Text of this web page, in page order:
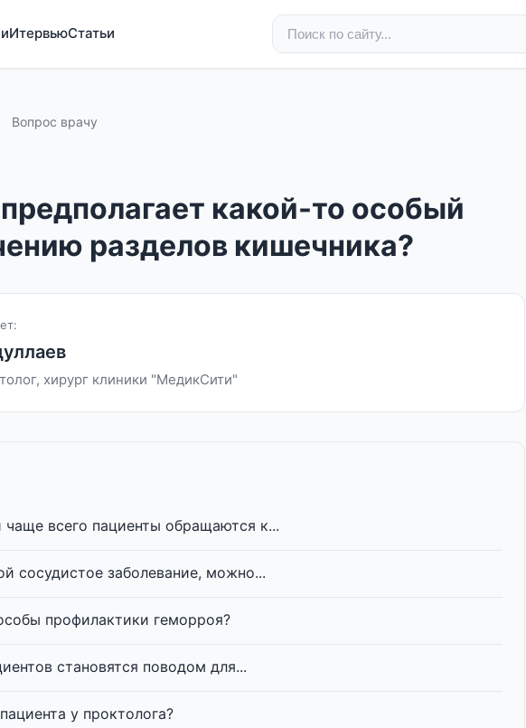
ИтервьюСтатьи
Вопрос врачу
какой-то особый
разделов кишечника?
хирург клиники "МедикСити"
всего пациенты обращаются к...
сосудистое заболевание, можно...
профилактики геморроя?
становятся поводом для...
у проктолога?